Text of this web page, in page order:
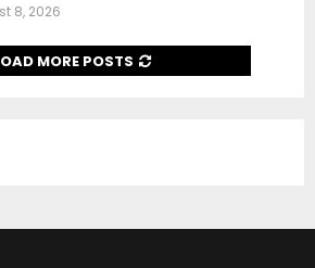
8, 2026
MORE POSTS